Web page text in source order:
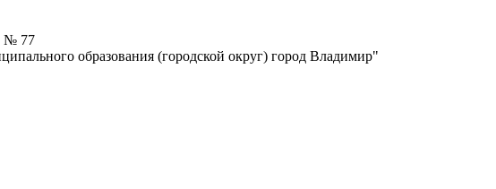
№ 77
образования (городской округ) город Владимир"